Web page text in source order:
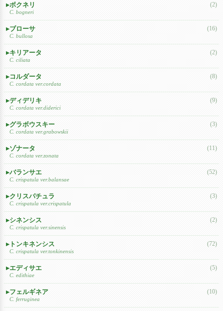
ボクネリ
C. bogneri
(2)
ブローサ
C. bullosa
(16)
キリアータ
C. ciliata
(2)
コルダータ
C. cordata ver.cordata
(8)
ディデリキ
C. cordata ver.diderici
(9)
グラボウスキー
C. cordata ver.grabowskii
(3)
ゾナータ
C. cordata ver.zonata
(11)
バランサエ
C. crispatula ver.balansae
(52)
クリスパチュラ
C. crispatula ver.crispatula
(3)
シネンシス
C. crispatula ver.sinensis
(2)
トンキネンシス
C. crispatula ver.tonkinensis
(72)
エディサエ
C. edithiae
(5)
フェルギネア
C. ferruginea
(10)